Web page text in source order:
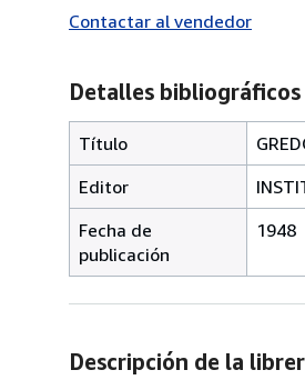
Contactar al vendedor
Detalles bibliográficos
Título
Editor
Fecha de
publicación
1948
Descripción de la